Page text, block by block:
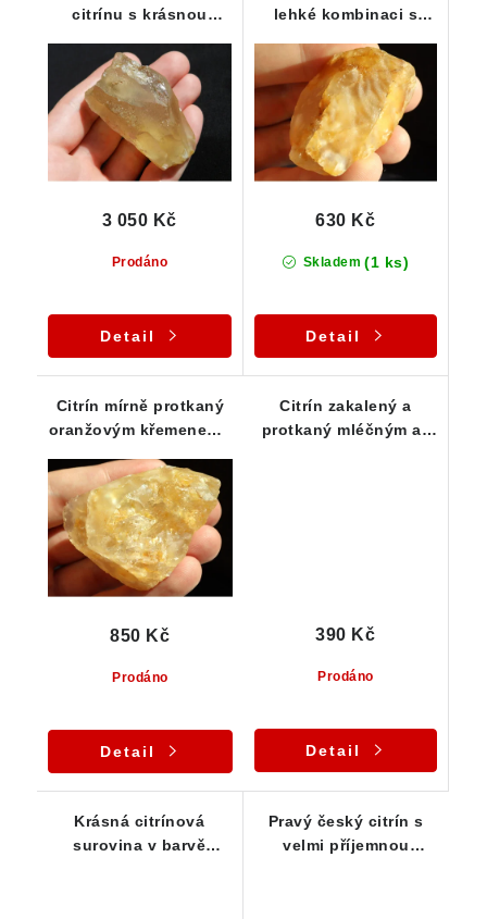
citrínu s krásnou
Prodáno
3 050 Kč
Detail
lehké kombinaci s
Skladem (1 ks)
630 Kč
Detail
Citrín mírně protkaný
oranžovým křemenem -
Prodáno
850 Kč
Detail
Citrín zakalený a
protkaný mléčným až
Prodáno
390 Kč
Detail
Krásná citrínová
surovina v barvě
Pravý český citrín s
velmi příjemnou